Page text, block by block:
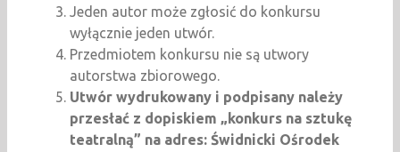
Jeden autor może zgłosić do konkursu
wyłącznie jeden utwór.
Przedmiotem konkursu nie są utwory
autorstwa zbiorowego.
Utwór wydrukowany i podpisany należy
przesłać z dopiskiem „konkurs na sztukę
teatralną” na adres: Świdnicki Ośrodek